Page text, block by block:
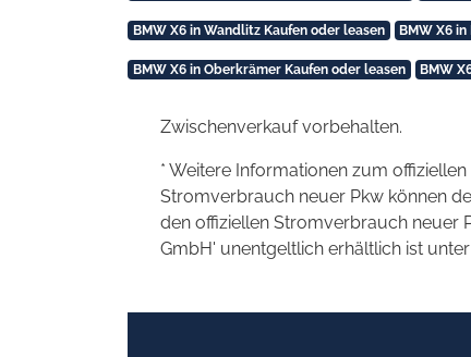
BMW X6 in Wandlitz Kaufen oder leasen BMW X6
BMW X6 in Oberkrämer Kaufen oder leasen BMW
Zwischenverkauf vorbehalten.
* Weitere Informationen zum
Stromverbrauch neuer Pkw können
den offiziellen Stromverbrauch neuer
GmbH' unentgeltlich erhältlich ist